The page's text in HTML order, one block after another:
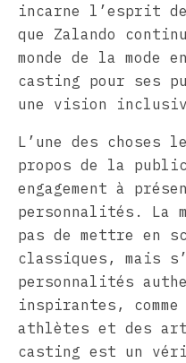
incarne l’esprit
que Zalando
monde de la mode
casting pour ses
une vision
L’une des choses
propos de la
engagement à
personnalités. La
pas de mettre en
classiques, mais
personnalités
inspirantes,
athlètes et des
casting est un